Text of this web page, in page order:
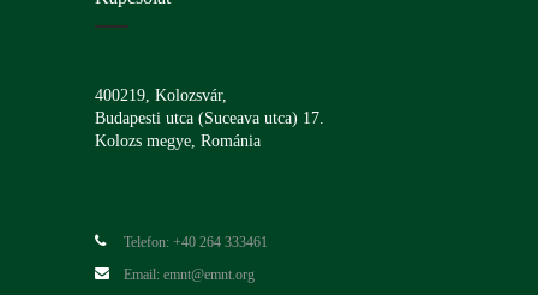
400219, Kolozsvár,
Budapesti utca (Suceava utca) 17.
Kolozs megye, Románia
Telefon: +40 264 333461
Email: emnt@emnt.org